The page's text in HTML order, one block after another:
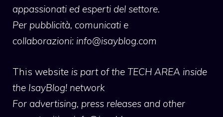
appassionati ed esperti del settore.
Per pubblicità, comunicati e
collaborazioni: info@isayblog.com
This website is part of the TECH AREA inside
the IsayBlog! network
For advertising, press releases and other